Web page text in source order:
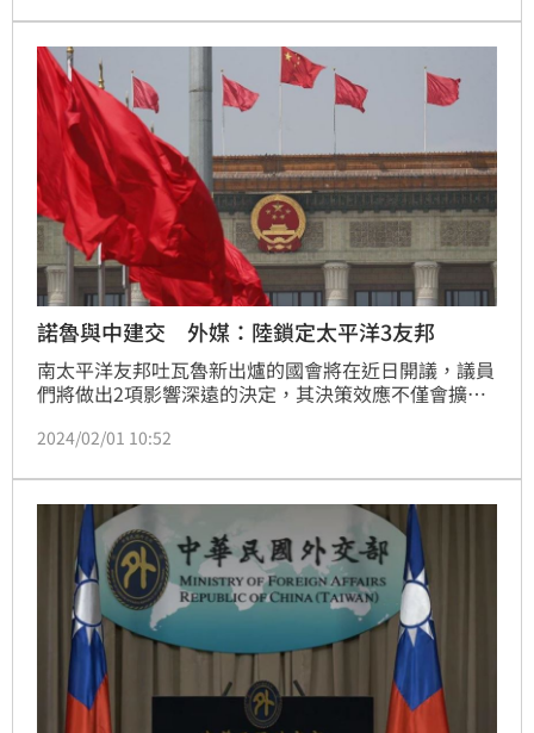
諾魯與中建交 外媒：陸鎖定太平洋3友邦
南太平洋友邦吐瓦魯新出爐的國會將在近日開議，議員
們將做出2項影響深遠的決定，其決策效應不僅會擴及
2024/02/01 10:52